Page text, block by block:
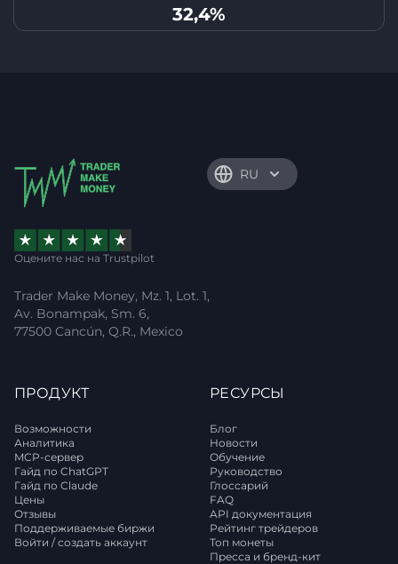
32,4%
RU
Оцените нас на Trustpilot
Trader Make Money, Mz. 1, Lot. 1,
Av. Bonampak, Sm. 6,
77500 Cancún, Q.R., Mexico
ПРОДУКТ
Возможности
Аналитика
MCP-сервер
Гайд по ChatGPT
Гайд по Claude
Цены
Отзывы
Поддерживаемые биржи
Войти / создать аккаунт
РЕСУРСЫ
Блог
Новости
Обучение
Руководство
Глоссарий
FAQ
API документация
Рейтинг трейдеров
Топ монеты
Пресса и бренд-кит